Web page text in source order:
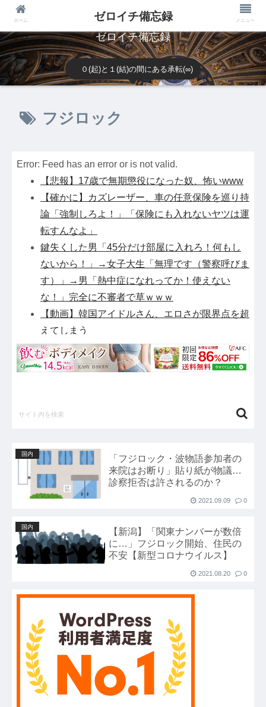
ゼロイチ備忘録
０(起)と１(結)の間にある承転(∞)
フジロック
Error: Feed has an error or is not valid.
【悲報】17歳で無期懲役になった奴、怖いwww
【確かに】カズレーザー、車の任意保険を巡り持
論「強制しろよ！」「保険にも入れないヤツは運
転すんなよ」
鍵失くした男「45分だけ部屋に入れろ！何もし
ないから！」→女子大生「無理です（警察呼びま
す）」→男「熱中症になれってか！使えない
な！」完全に不審者で草ｗｗｗ
【動画】韓国アイドルさん、エロさが限界点を超
えてしまう
邦キチ、 あの「新劇場版☆ケロロ軍曹」回
【疑問】スポーツ漫画で退部する奴が「俺たちは
【パシフィック・リム】MODEROID「ジプシ
他
謎の勢力「AI発展したらお前らは皆クビになる
わ」→未だかつてAIのせいで失業したG民が0人
の理由他
【セ順位】虎=兎-====//====燕星===竜=鯉
【8/7】他
ハードオフに売っていた4万4000円のフィギュア
がヤバすぎるｗｗｗｗｗｗ「こんな高いの？ｗ
ｗ」「逆に超安い」
【GIF】JSのカンチョーワロタ
【衝撃】報酬100万円超の治験募集がこちらｗｗ
ｗｗｗ(※画像あり)
【愕然】白のクラウン俺氏、高速道路左車線を制
限速度で走った結果wwwwwwwwwwww
【悲報】佐藤輝明・・・２軍でも盛大にやらかす
国内
「フジロック・波物語参加者の
来院はお断り」貼り紙が物議…
診察拒否は許されるのか？
2021.09.09 0
国内
【新潟】「関東ナンバーが数倍
に…」フジロック開始、住民の
不安【新型コロナウイルス】
2021.08.20 0
ホーム ゼロイチ備忘録 メニュー